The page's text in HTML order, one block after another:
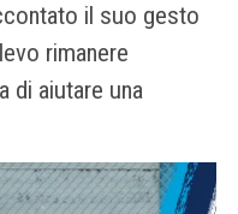
il suo gesto
rimanere
di aiutare una